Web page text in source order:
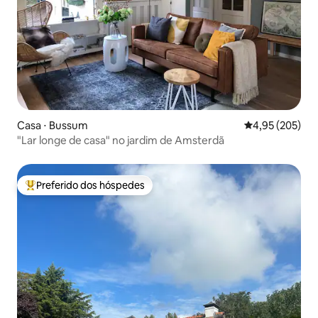
Casa ⋅ Bussum 4,95 de uma
4,95 (205)
"Lar longe de casa" no jardim de Amsterdã
Entre os melhores preferidos dos hóspedes
Preferido dos hóspedes